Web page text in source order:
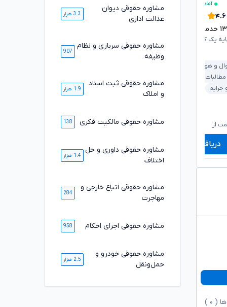
آماده مشاوره فوری
۴.۶
خدمت ارائه شده موفق
یک کانون وکلای دادگستری
و هویت
جرایم
از ۵۹۸,۰۰۰تومان
دریافت مشاوره
خدمت ارائه شده موفق
بانکی و مطالبات
شروع قیمت از
۱,۰۸۰,۰۰۰
۸۹۸,۰۰۰
( ۰
مشاوره حقوقی دیوان
عدالت اداری
3.3 هزار
مشاوره حقوقی سربازی و نظام
وظیفه
907
مشاوره حقوقی ثبت اسناد
و املاک
1.9 هزار
مشاوره حقوقی مالکیت فکری 138
مشاوره حقوقی داوری و حل
اختلاف
1.4 هزار
مشاوره حقوقی اتباع خارجی و
مهاجرت
284
مشاوره حقوقی اجرای احکام 958
مشاوره حقوقی خودرو و
حمل‌ونقل
2.5 هزار